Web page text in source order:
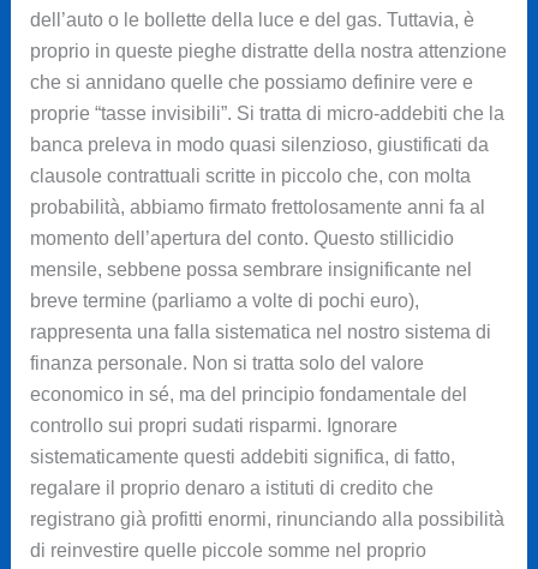
dell’auto o le bollette della luce e del gas. Tuttavia, è
proprio in queste pieghe distratte della nostra attenzione
che si annidano quelle che possiamo definire vere e
proprie “tasse invisibili”. Si tratta di micro-addebiti che la
banca preleva in modo quasi silenzioso, giustificati da
clausole contrattuali scritte in piccolo che, con molta
probabilità, abbiamo firmato frettolosamente anni fa al
momento dell’apertura del conto. Questo stillicidio
mensile, sebbene possa sembrare insignificante nel
breve termine (parliamo a volte di pochi euro),
rappresenta una falla sistematica nel nostro sistema di
finanza personale. Non si tratta solo del valore
economico in sé, ma del principio fondamentale del
controllo sui propri sudati risparmi. Ignorare
sistematicamente questi addebiti significa, di fatto,
regalare il proprio denaro a istituti di credito che
registrano già profitti enormi, rinunciando alla possibilità
di reinvestire quelle piccole somme nel proprio